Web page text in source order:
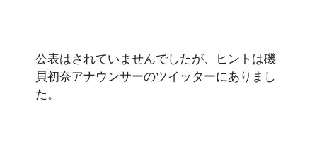
公表はされていませんでしたが、ヒントは磯
貝初奈アナウンサーのツイッターにありまし
た。